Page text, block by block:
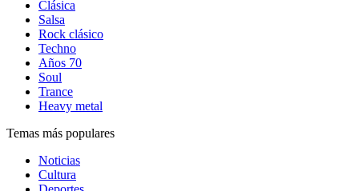
Clásica
Salsa
Rock clásico
Techno
Años 70
Soul
Trance
Heavy metal
Temas más populares
Noticias
Cultura